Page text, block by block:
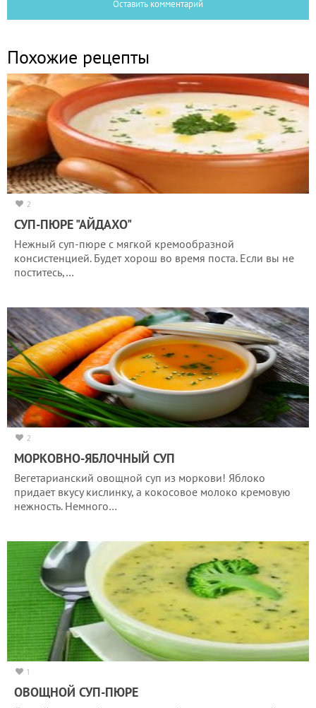
Оставить комментарий
Похожие рецепты
2
СУП-ПЮРЕ "АЙДАХО"
Нежный суп-пюре с мягкой кремообразной
консистенцией. Будет хорош во время поста. Если вы не
поститесь,…
2
МОРКОВНО-ЯБЛОЧНЫЙ СУП
Вегетарианский овощной суп из моркови! Яблоко
придает вкусу кислинку, а кокосовое молоко кремовую
нежность. Немного…
1
ОВОЩНОЙ СУП-ПЮРЕ